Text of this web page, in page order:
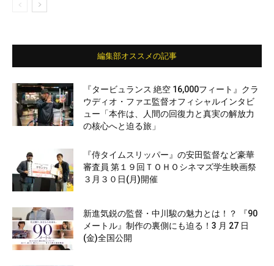
編集部オススメの記事
『タービュランス 絶空 16,000フィート』クラ
ウディオ・ファエ監督オフィシャルインタビ
ュー「本作は、人間の回復力と真実の解放力
の核心へと迫る旅」
『侍タイムスリッパー』の安田監督など豪華
審査員 第１９回ＴＯＨＯシネマズ学生映画祭
３月３０日(月)開催
新進気鋭の監督・中川駿の魅力とは！？ 『90
メートル』制作の裏側にも迫る！3 月 27 日
(金)全国公開